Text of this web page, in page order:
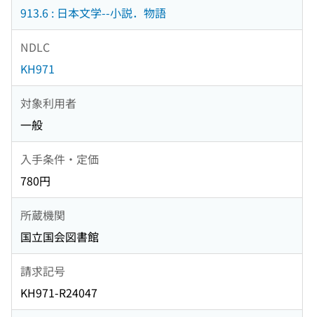
913.6 : 日本文学--小説．物語
NDLC
KH971
対象利用者
一般
入手条件・定価
780円
所蔵機関
国立国会図書館
請求記号
KH971-R24047